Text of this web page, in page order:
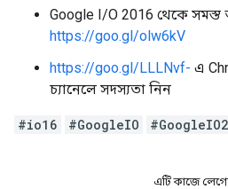
Google I/O 2016 থেকে
https://goo.gl/olw6kV
https://goo.gl/LLLNvf- এ
চ্যানেলে সদস্যতা নিন
#io16 #GoogleIO
এটি কাজে